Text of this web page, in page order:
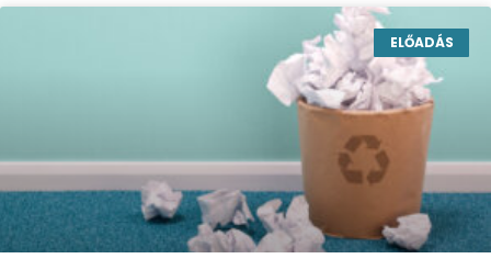
ELŐADÁS